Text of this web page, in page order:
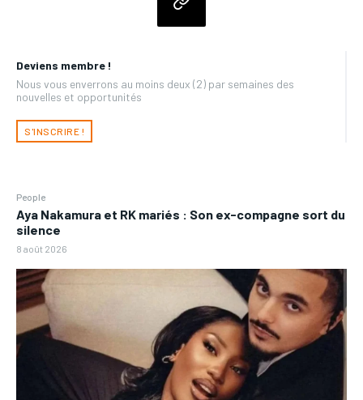
Deviens membre !
Nous vous enverrons au moins deux (2) par semaines des
nouvelles et opportunités
S'INSCRIRE !
People
Aya Nakamura et RK mariés : Son ex-compagne sort du
silence
8 août 2026